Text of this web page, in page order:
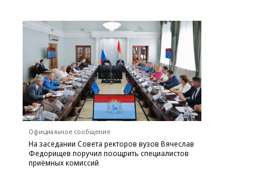
Официальное сообщение
На заседании Совета ректоров вузов Вячеслав
Федорищев поручил поощрить специалистов
приёмных комиссий